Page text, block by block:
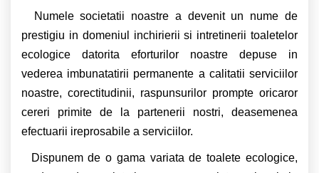
Numele societatii noastre a devenit un nume de
prestigiu in domeniul inchirierii si intretinerii toaletelor
ecologice datorita eforturilor noastre depuse in
vederea imbunatatirii permanente a calitatii serviciilor
noastre, corectitudinii, raspunsurilor prompte oricaror
cereri primite de la partenerii nostri, deasemenea
efectuarii ireprosabile a serviciilor.
Dispunem de o gama variata de toalete ecologice,